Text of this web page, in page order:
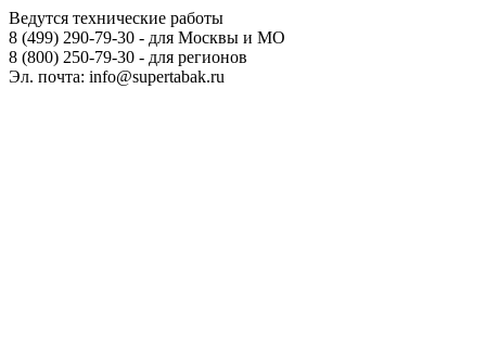
Ведутся технические работы
8 (499) 290-79-30 - для Москвы и МО
8 (800) 250-79-30 - для регионов
Эл. почта: info@supertabak.ru